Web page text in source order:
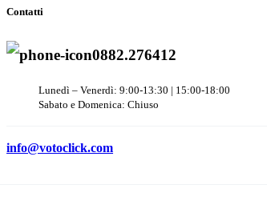
Contatti
0882.276412
Lunedì – Venerdì: 9:00-13:30 | 15:00-18:00
Sabato e Domenica: Chiuso
info@votoclick.com